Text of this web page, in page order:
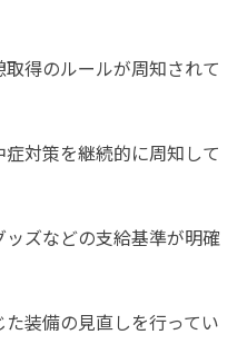
得のルールが周知されて
対策を継続的に周知して
ズなどの支給基準が明確
装備の見直しを行ってい